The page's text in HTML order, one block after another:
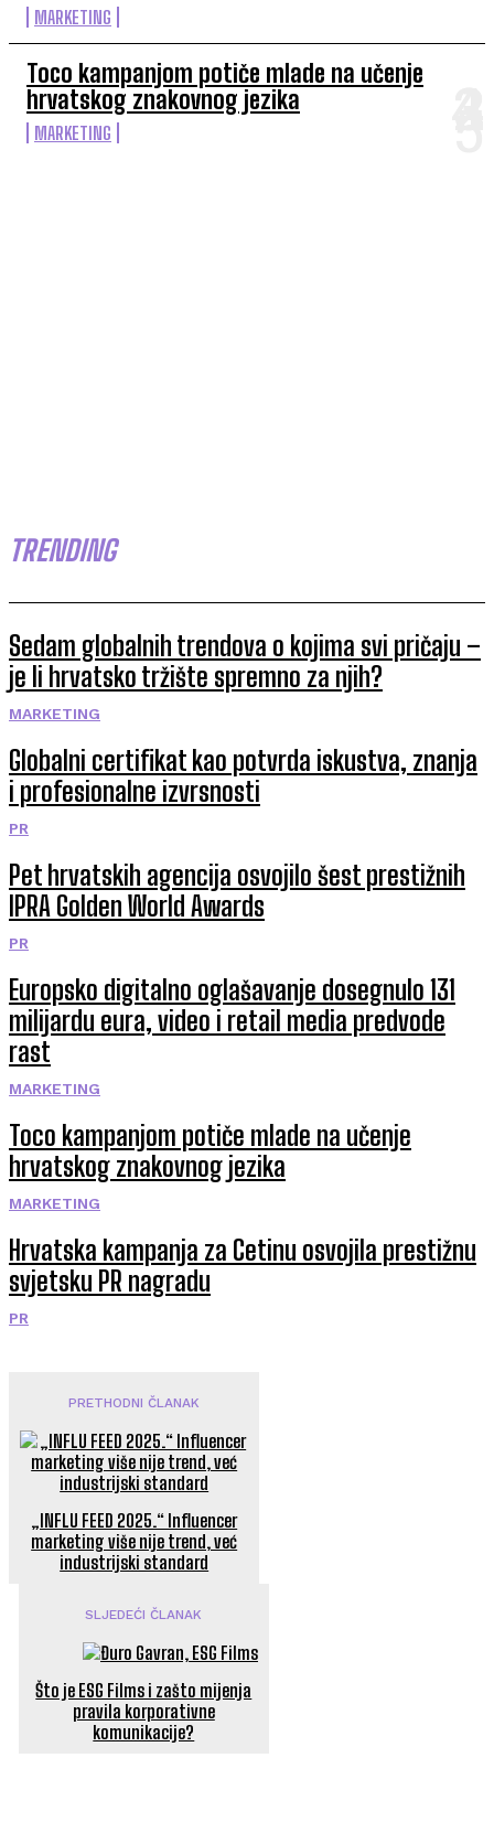
MARKETING
Toco kampanjom potiče mlade na učenje
hrvatskog znakovnog jezika
MARKETING
TRENDING
Sedam globalnih trendova o kojima svi pričaju –
je li hrvatsko tržište spremno za njih?
MARKETING
Globalni certifikat kao potvrda iskustva, znanja
i profesionalne izvrsnosti
PR
Pet hrvatskih agencija osvojilo šest prestižnih
IPRA Golden World Awards
PR
Europsko digitalno oglašavanje dosegnulo 131
milijardu eura, video i retail media predvode
rast
MARKETING
Toco kampanjom potiče mlade na učenje
hrvatskog znakovnog jezika
MARKETING
Hrvatska kampanja za Cetinu osvojila prestižnu
svjetsku PR nagradu
PR
PRETHODNI ČLANAK
„INFLU FEED 2025.“ Influencer
marketing više nije trend, već
industrijski standard
SLJEDEĆI ČLANAK
Što je ESG Films i zašto mijenja
pravila korporativne
komunikacije?